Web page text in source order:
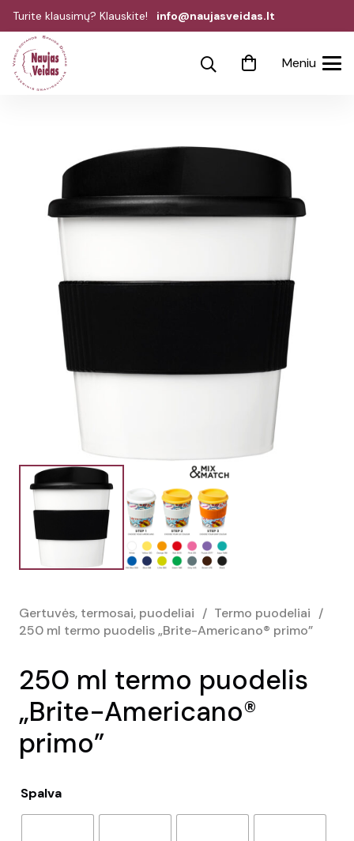
Turite klausimų? Klauskite! info@naujasveidas.lt
Meniu
Gertuvės, termosai, puodeliai / Termo puodeliai /
250 ml termo puodelis „Brite-Americano® primo”
250 ml termo puodelis
„Brite-Americano®
primo”
Spalva